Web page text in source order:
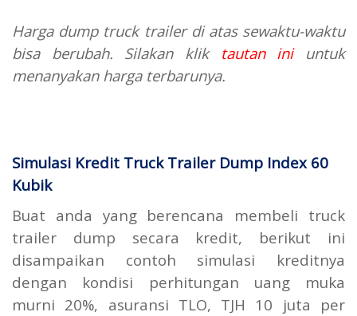
Harga dump truck trailer di atas sewaktu-waktu
bisa berubah. Silakan klik tautan iniuntuk
menanyakan harga terbarunya.
Simulasi Kredit Truck Trailer Dump Index 60
Kubik
Buat anda yang berencana membeli truck
trailer dump secara kredit, berikut ini
disampaikan contoh simulasi kreditnya
dengan kondisi perhitungan uang muka
murni 20%, asuransi TLO, TJH 10 juta per